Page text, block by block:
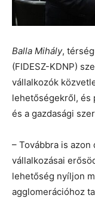
Balla Mihály,
(FIDESZ-KDNP)
vállalkozók
lehetőségekről, és
és a gazdasági
– Továbbra is
vállalkozásai
lehetőség nyíljon
agglomerációhoz